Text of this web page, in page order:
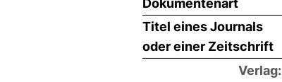
Dokumentenart
Titel eines Journals
oder einer Zeitschrift
Verlag: